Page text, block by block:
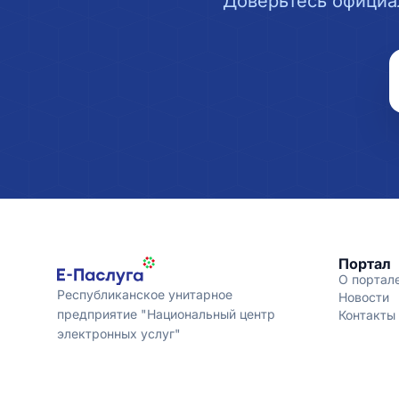
Республиканское унитарное
предприятие "Национальный центр
электронных услуг"
Портал
О
Новости
Контакты